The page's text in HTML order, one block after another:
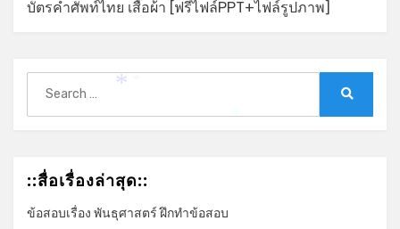
บัตรคำศัพท์ไทย เสื้อผ้า [ฟรีไฟล์PPT+ไฟล์รูปภาพ]
for:
::สื่อเรื่องล่าสุด::
ข้อสอบเรื่อง พันธุศาสตร์ ฝึกทำข้อสอบ